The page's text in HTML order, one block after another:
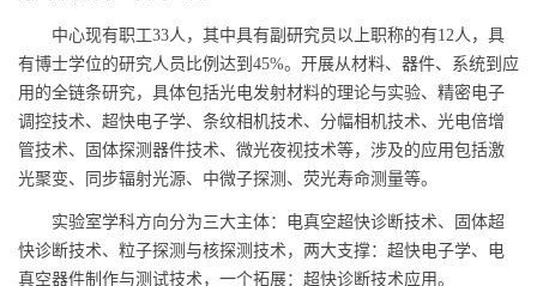
中心现有职工33人，其中具有副研究员以上职称的有12人，具
有博士学位的研究人员比例达到45%。开展从材料、器件、系统到应
用的全链条研究，具体包括光电发射材料的理论与实验、精密电子
调控技术、超快电子学、条纹相机技术、分幅相机技术、光电倍增
管技术、固体探测器件技术、微光夜视技术等，涉及的应用包括激
光聚变、同步辐射光源、中微子探测、荧光寿命测量等。
实验室学科方向分为三大主体：电真空超快诊断技术、固体超
快诊断技术、粒子探测与核探测技术，两大支撑：超快电子学、电
真空器件制作与测试技术，一个拓展：超快诊断技术应用。